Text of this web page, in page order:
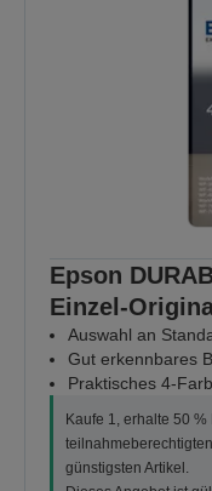
Epson
Einzel-
Auswahl an
Gut erkennbares
Praktisches 4-
Kaufe 1, erhalte 50
günstigsten Artikel.